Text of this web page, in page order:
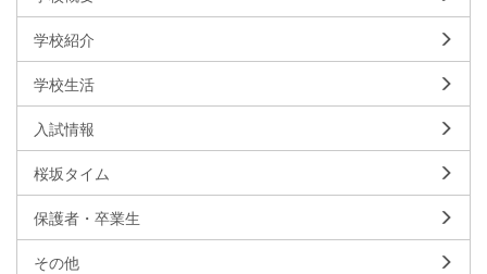
学校紹介
学校生活
入試情報
桜坂タイム
保護者・卒業生
その他